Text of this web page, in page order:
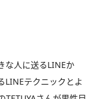
な人に送るLINEか
LINEテクニックとよ